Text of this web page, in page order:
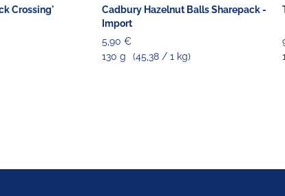
Crossing'
Cadbury Hazelnut Balls Sharepack -
Import
5,90 €
130 g
(45,38 / 1 kg)